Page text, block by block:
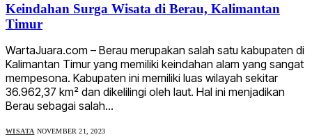
Keindahan Surga Wisata di Berau, Kalimantan
Timur
WartaJuara.com – Berau merupakan salah satu kabupaten di
Kalimantan Timur yang memiliki keindahan alam yang sangat
mempesona. Kabupaten ini memiliki luas wilayah sekitar
36.962,37 km² dan dikelilingi oleh laut. Hal ini menjadikan
Berau sebagai salah…
WISATA NOVEMBER 21, 2023